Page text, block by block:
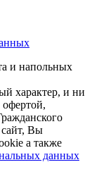
и напольных
характер, и ни
офертой,
сайт, Вы
а также
данных